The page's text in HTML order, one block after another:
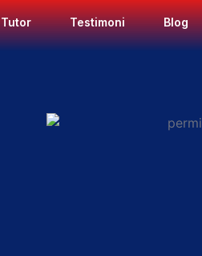
Tutor Testimoni Blog